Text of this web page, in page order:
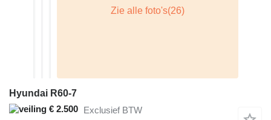
Hyundai R60-7
€ 2.500 Exclusief BTW